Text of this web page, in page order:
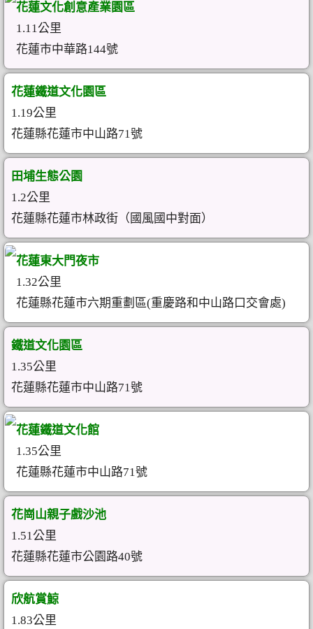
花蓮文化創意產業園區
1.11公里
花蓮市中華路144號
花蓮鐵道文化園區
1.19公里
花蓮縣花蓮市中山路71號
田埔生態公園
1.2公里
花蓮縣花蓮市林政街（國風國中對面）
花蓮東大門夜市
1.32公里
花蓮縣花蓮市六期重劃區(重慶路和中山路口交會處)
鐵道文化園區
1.35公里
花蓮縣花蓮市中山路71號
花蓮鐵道文化館
1.35公里
花蓮縣花蓮市中山路71號
花崗山親子戲沙池
1.51公里
花蓮縣花蓮市公園路40號
欣航賞鯨
1.83公里